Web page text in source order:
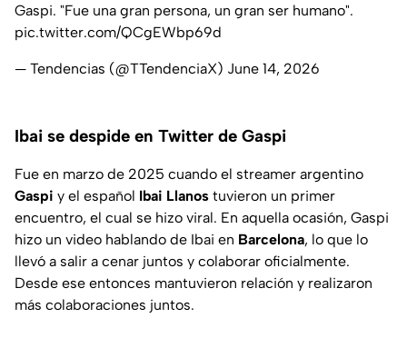
Gaspi. "Fue una gran persona, un gran ser humano".
pic.twitter.com/QCgEWbp69d
— Tendencias (@TTendenciaX) June 14, 2026
Ibai se despide en Twitter de Gaspi
Fue en marzo de 2025 cuando el streamer argentino
Gaspi y el español Ibai Llanos tuvieron un primer
encuentro, el cual se hizo viral. En aquella ocasión, Gaspi
hizo un video hablando de Ibai en Barcelona, lo que lo
llevó a salir a cenar juntos y colaborar oficialmente.
Desde ese entonces mantuvieron relación y realizaron
más colaboraciones juntos.